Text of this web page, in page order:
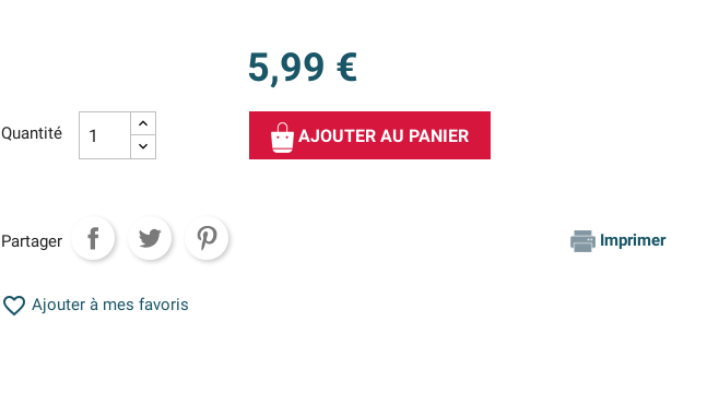
5,99 €
Quantité AJOUTER AU PANIER
Partager Imprimer
 Ajouter à mes favoris